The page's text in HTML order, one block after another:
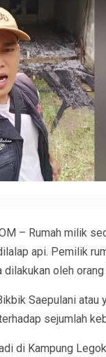
– Rumah milik
api. Pemilik
oleh
Saepulani atau
sejumlah
di Kampung